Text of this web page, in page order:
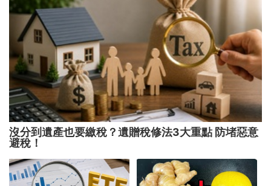
沒分到遺產也要繳稅？遺贈稅修法3大重點 防堵惡意
避稅！